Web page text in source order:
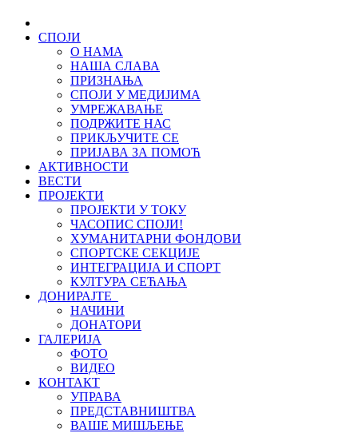
СПОЈИ
О НАМА
НАША СЛАВА
ПРИЗНАЊА
СПОЈИ У МЕДИЈИМА
УМРЕЖАВАЊЕ
ПОДРЖИТЕ НАС
ПРИКЉУЧИТЕ СЕ
ПРИЈАВА ЗА ПОМОЋ
АКТИВНОСТИ
ВЕСТИ
ПРОЈЕКТИ
ПРОЈЕКТИ У ТОКУ
ЧАСОПИС СПОЈИ!
ХУМАНИТАРНИ ФОНДОВИ
СПОРТСКЕ СЕКЦИЈЕ
ИНТЕГРАЦИЈА И СПОРТ
КУЛТУРА СЕЋАЊА
ДОНИРАЈТЕ
НАЧИНИ
ДОНАТОРИ
ГАЛЕРИЈА
ФОТО
ВИДЕО
КОНТАКТ
УПРАВА
ПРЕДСТАВНИШТВА
ВАШЕ МИШЉЕЊЕ